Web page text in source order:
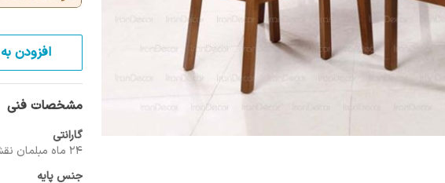
افزودن
مشخصات فنی
گارانتی
24 ماه مبلمان نقشینه
جنس پایه